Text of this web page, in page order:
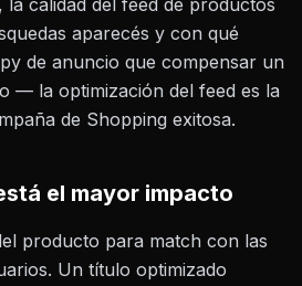
la calidad del feed de productos
aparecés y con qué
de anuncio que compensar un
— la optimización del feed es la
de Shopping exitosa.
el mayor impacto
producto para match con las
Un título optimizado